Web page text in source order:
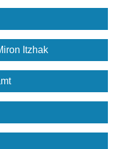
Itzhak